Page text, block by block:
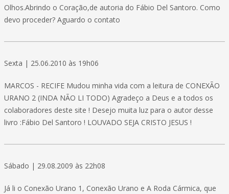
Olhos.Abrindo o Coração,de autoria do Fábio Del Santoro. Como
devo proceder? Aguardo o contato
Sexta | 25.06.2010 às 19h06
MARCOS - RECIFE Mudou minha vida com a leitura de CONEXÃO
URANO 2 (INDA NÃO LI TODO) Agradeço a Deus e a todos os
colaboradores deste site ! Desejo muita luz para o autor desse
livro :Fábio Del Santoro ! LOUVADO SEJA CRISTO JESUS !
Sábado | 29.08.2009 às 22h08
Já li o Conexão Urano 1, Conexão Urano e A Roda Cármica, que